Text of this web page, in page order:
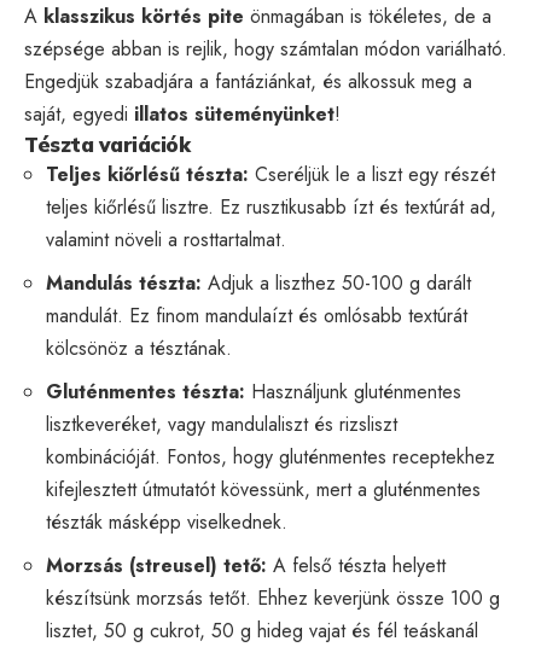
A klasszikus körtés pite önmagában is tökéletes, de a
szépsége abban is rejlik, hogy számtalan módon variálható.
Engedjük szabadjára a fantáziánkat, és alkossuk meg a
saját, egyedi illatos süteményünket!
Tészta variációk
Teljes kiőrlésű tészta: Cseréljük le a liszt egy részét
teljes kiőrlésű lisztre. Ez rusztikusabb ízt és textúrát ad,
valamint növeli a rosttartalmat.
Mandulás tészta: Adjuk a liszthez 50-100 g darált
mandulát. Ez finom mandulaízt és omlósabb textúrát
kölcsönöz a tésztának.
Gluténmentes tészta: Használjunk gluténmentes
lisztkeveréket, vagy mandulaliszt és rizsliszt
kombinációját. Fontos, hogy gluténmentes receptekhez
kifejlesztett útmutatót kövessünk, mert a gluténmentes
tészták másképp viselkednek.
Morzsás (streusel) tető: A felső tészta helyett
készítsünk morzsás tetőt. Ehhez keverjünk össze 100 g
lisztet, 50 g cukrot, 50 g hideg vajat és fél teáskanál